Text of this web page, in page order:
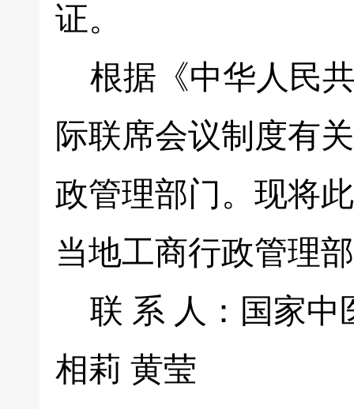
证。
根据《中华人民
际联席会议制度有
政管理部门。现将
当地工商行政管理
联 系 人：国家中
相莉 黄莹